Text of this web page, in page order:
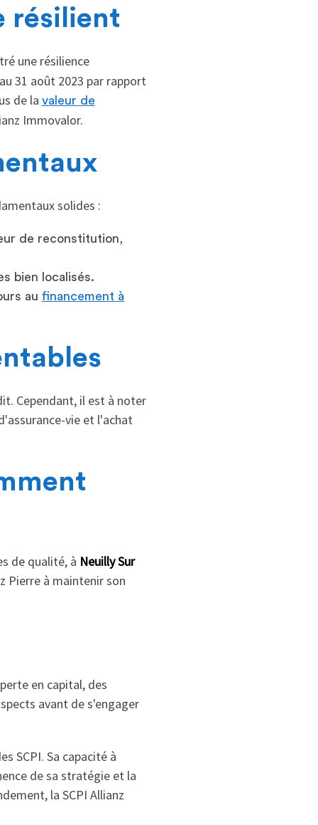
résilient
une résilience
31 août 2023 par rapport
de la valeur de
Immovalor.
solides :
de reconstitution,
bien localisés.
au financement à
Cependant, il est à noter
vie et l'achat
de qualité, à Neuilly Sur
Pierre à maintenir son
en capital, des
avant de s'engager
SCPI. Sa capacité à
de sa stratégie et la
la SCPI Allianz